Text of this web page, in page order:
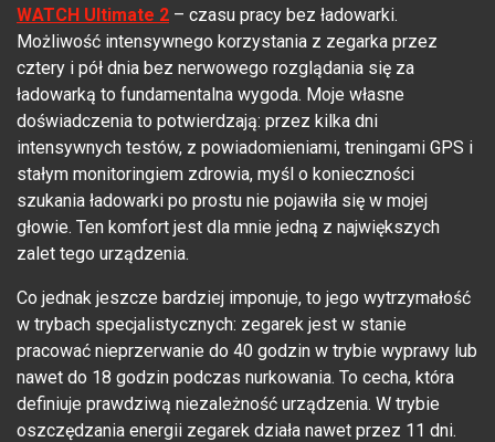
WATCH Ultimate 2 – czasu pracy bez ładowarki.
Możliwość intensywnego korzystania z zegarka przez
cztery i pół dnia bez nerwowego rozglądania się za
ładowarką to fundamentalna wygoda. Moje własne
doświadczenia to potwierdzają: przez kilka dni
intensywnych testów, z powiadomieniami, treningami GPS i
stałym monitoringiem zdrowia, myśl o konieczności
szukania ładowarki po prostu nie pojawiła się w mojej
głowie. Ten komfort jest dla mnie jedną z największych
zalet tego urządzenia.
Co jednak jeszcze bardziej imponuje, to jego wytrzymałość
w trybach specjalistycznych: zegarek jest w stanie
pracować nieprzerwanie do 40 godzin w trybie wyprawy lub
nawet do 18 godzin podczas nurkowania. To cecha, która
definiuje prawdziwą niezależność urządzenia. W trybie
oszczędzania energii zegarek działa nawet przez 11 dni.